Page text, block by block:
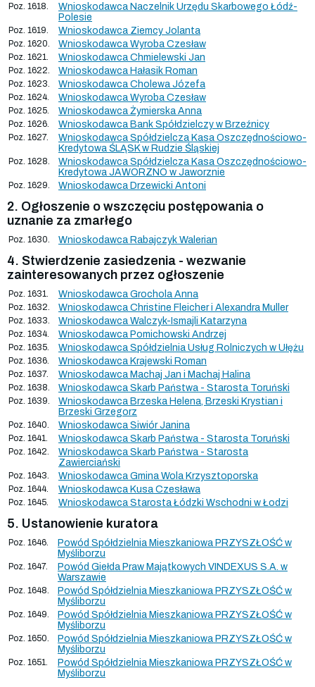
Poz. 1618.
Wnioskodawca Naczelnik Urzędu Skarbowego Łódź-
Polesie
Poz. 1619. Wnioskodawca Ziemcy Jolanta
Poz. 1620. Wnioskodawca Wyroba Czesław
Poz. 1621. Wnioskodawca Chmielewski Jan
Poz. 1622. Wnioskodawca Hałasik Roman
Poz. 1623. Wnioskodawca Cholewa Józefa
Poz. 1624. Wnioskodawca Wyroba Czesław
Poz. 1625. Wnioskodawca Żymierska Anna
Poz. 1626. Wnioskodawca Bank Spółdzielczy w Brzeźnicy
Poz. 1627.
Wnioskodawca Spółdzielcza Kasa Oszczędnościowo-
Kredytowa ŚLĄSK w Rudzie Śląskiej
Poz. 1628.
Wnioskodawca Spółdzielcza Kasa Oszczędnościowo-
Kredytowa JAWORZNO w Jaworznie
Poz. 1629. Wnioskodawca Drzewicki Antoni
2. Ogłoszenie o wszczęciu postępowania o
uznanie za zmarłego
Poz. 1630. Wnioskodawca Rabajczyk Walerian
4. Stwierdzenie zasiedzenia - wezwanie
zainteresowanych przez ogłoszenie
Poz. 1631. Wnioskodawca Grochola Anna
Poz. 1632. Wnioskodawca Christine Fleicher i Alexandra Muller
Poz. 1633. Wnioskodawca Walczyk-Ismajli Katarzyna
Poz. 1634. Wnioskodawca Pomichowski Andrzej
Poz. 1635. Wnioskodawca Spółdzielnia Usług Rolniczych w Ułężu
Poz. 1636. Wnioskodawca Krajewski Roman
Poz. 1637. Wnioskodawca Machaj Jan i Machaj Halina
Poz. 1638. Wnioskodawca Skarb Państwa - Starosta Toruński
Poz. 1639.
Wnioskodawca Brzeska Helena, Brzeski Krystian i
Brzeski Grzegorz
Poz. 1640. Wnioskodawca Siwiór Janina
Poz. 1641. Wnioskodawca Skarb Państwa - Starosta Toruński
Poz. 1642.
Wnioskodawca Skarb Państwa - Starosta
Zawierciański
Poz. 1643. Wnioskodawca Gmina Wola Krzysztoporska
Poz. 1644. Wnioskodawca Kusa Czesława
Poz. 1645. Wnioskodawca Starosta Łódzki Wschodni w Łodzi
5. Ustanowienie kuratora
Poz. 1646.
Powód Spółdzielnia Mieszkaniowa PRZYSZŁOŚĆ w
Myśliborzu
Poz. 1647.
Powód Giełda Praw Majątkowych VINDEXUS S.A. w
Warszawie
Poz. 1648.
Powód Spółdzielnia Mieszkaniowa PRZYSZŁOŚĆ w
Myśliborzu
Poz. 1649.
Powód Spółdzielnia Mieszkaniowa PRZYSZŁOŚĆ w
Myśliborzu
Poz. 1650.
Powód Spółdzielnia Mieszkaniowa PRZYSZŁOŚĆ w
Myśliborzu
Poz. 1651.
Powód Spółdzielnia Mieszkaniowa PRZYSZŁOŚĆ w
Myśliborzu